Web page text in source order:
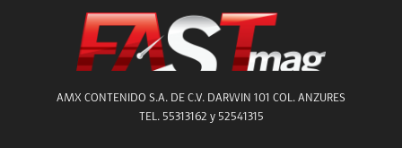
AMX CONTENIDO S.A. DE C.V. DARWIN 101 COL. ANZURES
TEL. 55313162 y 52541315